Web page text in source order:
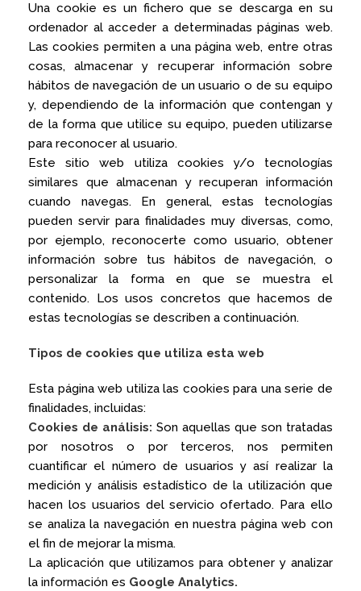
Una cookie es un fichero que se descarga en su
ordenador al acceder a determinadas páginas web.
Las cookies permiten a una página web, entre otras
cosas, almacenar y recuperar información sobre
hábitos de navegación de un usuario o de su equipo
y, dependiendo de la información que contengan y
de la forma que utilice su equipo, pueden utilizarse
para reconocer al usuario.
Este sitio web utiliza cookies y/o tecnologías
similares que almacenan y recuperan información
cuando navegas. En general, estas tecnologías
pueden servir para finalidades muy diversas, como,
por ejemplo, reconocerte como usuario, obtener
información sobre tus hábitos de navegación, o
personalizar la forma en que se muestra el
contenido. Los usos concretos que hacemos de
estas tecnologías se describen a continuación.
Tipos de cookies que utiliza esta web
Esta página web utiliza las cookies para una serie de
finalidades, incluidas:
Cookies de análisis: Son aquellas que son tratadas
por nosotros o por terceros, nos permiten
cuantificar el número de usuarios y así realizar la
medición y análisis estadístico de la utilización que
hacen los usuarios del servicio ofertado. Para ello
se analiza la navegación en nuestra página web con
el fin de mejorar la misma.
La aplicación que utilizamos para obtener y analizar
la información es Google Analytics.